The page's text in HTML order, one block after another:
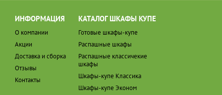
ИНФОРМАЦИЯ
О компании
Акции
Доставка и сборка
Отзывы
Контакты
КАТАЛОГ ШКАФЫ КУПЕ
Готовые шкафы-купе
Распашные шкафы
Распашные классичекие
шкафы
Шкафы-купе Классика
Шкафы-купе Эконом